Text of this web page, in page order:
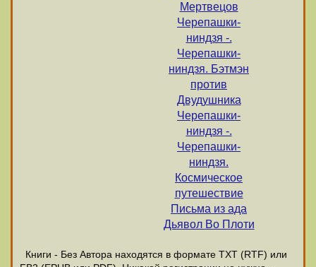
Мертвецов
Черепашки-
ниндзя -.
Черепашки-
ниндзя. Бэтмэн
против
Двудушника
Черепашки-
ниндзя -.
Черепашки-
ниндзя.
Космическое
путешествие
Письма из ада
Дьявол Во Плоти
Книги - Без Автора находятся в формате ТХТ (RTF) или